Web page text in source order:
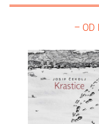
– OD